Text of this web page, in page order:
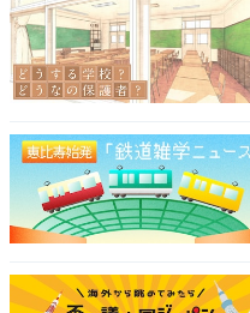
グ」2位「信越化学工業
・
「独身ならギリいけるけ
思うこと1位は「欲しいも
・
「国内旅行」総合満足度
「京都府」を上回る1位
【関連記事】